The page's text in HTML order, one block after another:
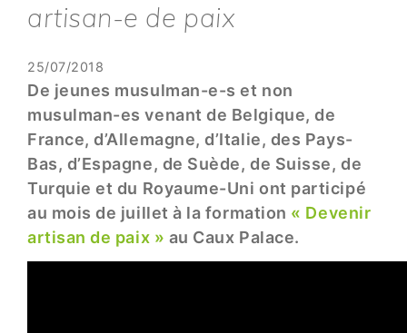
artisan-e de paix
25/07/2018
De jeunes musulman-e-s et non
musulman-es venant de Belgique, de
France, d’Allemagne, d’Italie, des Pays-
Bas, d’Espagne, de Suède, de Suisse, de
Turquie et du Royaume-Uni ont participé
au mois de juillet à la formation « Devenir
artisan de paix » au Caux Palace.